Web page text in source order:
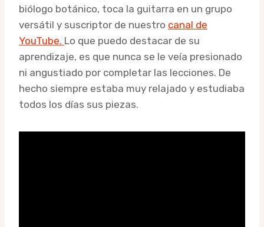
biólogo botánico, toca la guitarra en un grupo
versátil y suscriptor de nuestro canal de
YouTube. Lo que puedo destacar de su
aprendizaje, es que nunca se le veía presionado
ni angustiado por completar las lecciones. De
hecho siempre estaba muy relajado y estudiaba
todos los días sus piezas.